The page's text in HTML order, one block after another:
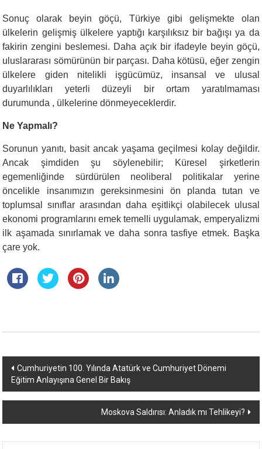
Sonuç olarak beyin göçü, Türkiye gibi gelişmekte olan
ülkelerin gelişmiş ülkelere yaptığı karşılıksız bir bağışı ya da
fakirin zengini beslemesi. Daha açık bir ifadeyle beyin göçü,
uluslararası sömürünün bir parçası. Daha kötüsü, eğer zengin
ülkelere giden nitelikli işgücümüz, insansal ve ulusal
duyarlılıkları yeterli düzeyli bir ortam yaratılmaması
durumunda , ülkelerine dönmeyeceklerdir.
Ne Yapmalı?
Sorunun yanıtı, basit ancak yaşama geçilmesi kolay değildir.
Ancak şimdiden şu söylenebilir; Küresel şirketlerin
egemenliğinde sürdürülen neoliberal politikalar yerine
öncelikle insanımızın gereksinmesini ön planda tutan ve
toplumsal sınıflar arasından daha eşitlikçi olabilecek ulusal
ekonomi programlarını emek temelli uygulamak, emperyalizmi
ilk aşamada sınırlamak ve daha sonra tasfiye etmek. Başka
çare yok.
Yazı
dolaşımı
Cumhuriyetin 100. Yılında Atatürk ve Cumhuriyet Dönemi
Eğitim Anlayışına Genel Bir Bakış
Moskova Saldırısı: Anladık mı Tehlikeyi?